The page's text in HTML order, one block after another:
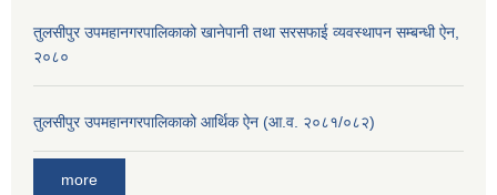
तुलसीपुर उपमहानगरपालिकाको खानेपानी तथा सरसफाई व्यवस्थापन सम्बन्धी ऐन,
२०८०
तुलसीपुर उपमहानगरपालिकाको आर्थिक ऐन (आ.व. २०८१/०८२)
more